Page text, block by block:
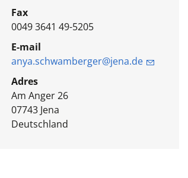
Fax
0049 3641 49-5205
E-mail
anya.schwamberger@jena.de
Adres
Am Anger 26
07743 Jena
Deutschland